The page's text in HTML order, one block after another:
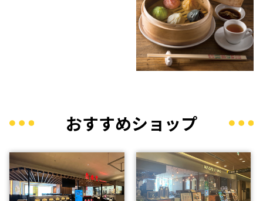
おすすめショップ